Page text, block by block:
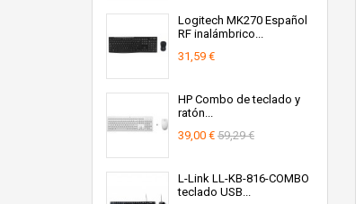
Logitech MK270 Español
RF inalámbrico...
31,59 €
HP Combo de teclado y
ratón...
39,00 € 59,29 €
L-Link LL-KB-816-COMBO
teclado USB...